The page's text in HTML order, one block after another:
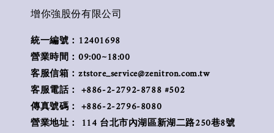
增你強股份有限公司
統一編號：12401698
營業時間：09:00~18:00
客服信箱：ztstore_service@zenitron.com.tw
客服電話： +886-2-2792-8788 #502
傳真號碼： +886-2-2796-8080
營業地址： 114 台北市內湖區新湖二路250巷8號